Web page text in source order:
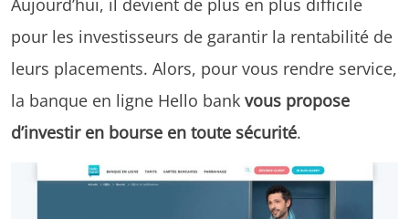
pour les investisseurs de garantir la rentabilité de
leurs placements. Alors, pour vous rendre service,
la banque en ligne Hello bank vous propose
d’investir en bourse en toute sécurité.